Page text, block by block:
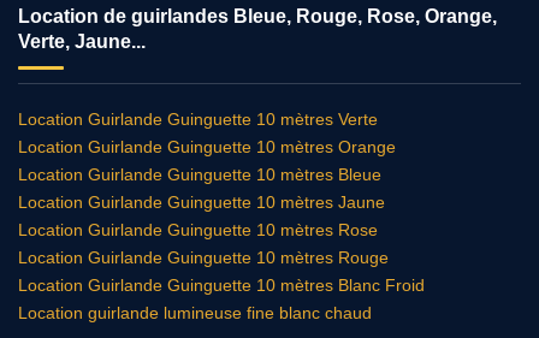
Location de guirlandes Bleue, Rouge, Rose, Orange,
Verte, Jaune...
Location Guirlande Guinguette 10 mètres Verte
Location Guirlande Guinguette 10 mètres Orange
Location Guirlande Guinguette 10 mètres Bleue
Location Guirlande Guinguette 10 mètres Jaune
Location Guirlande Guinguette 10 mètres Rose
Location Guirlande Guinguette 10 mètres Rouge
Location Guirlande Guinguette 10 mètres Blanc Froid
Location guirlande lumineuse fine blanc chaud